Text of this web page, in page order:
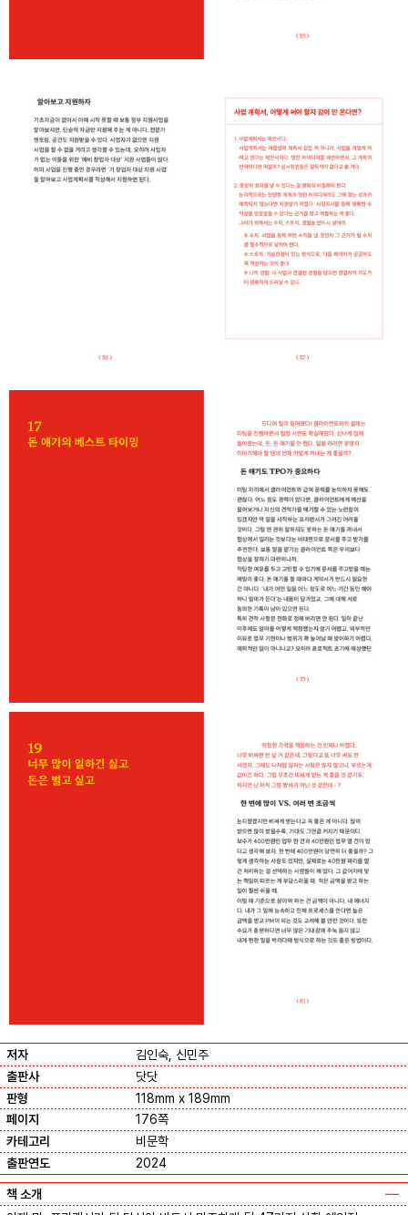
저자
김인숙, 신민주
출판사
닷닷
판형
118mm x 189mm
페이지
176쪽
카테고리
비문학
출판연도
2024
책 소개